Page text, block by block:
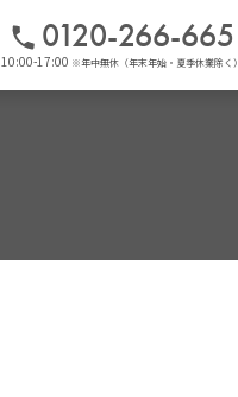
0120-266-665
10:00-17:00 ※年中無休（年末年始・夏季休業除く）